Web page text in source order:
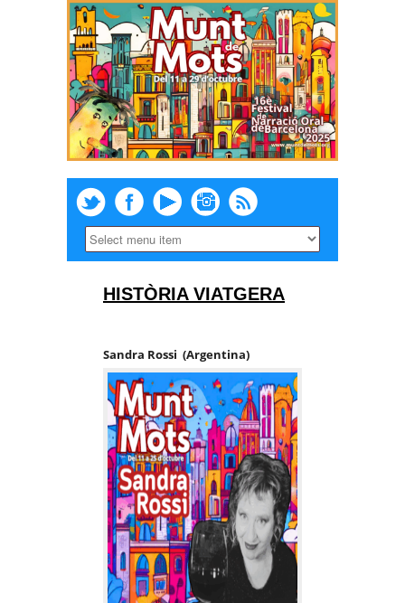
HISTÒRIA VIATGERA
Sandra Rossi (Argentina)